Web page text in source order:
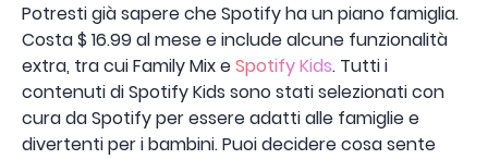
Potresti già sapere che Spotify ha un piano famiglia.
Costa $ 16.99 al mese e include alcune funzionalità
extra, tra cui Family Mix eSpotify Kids. Tutti i
contenuti di Spotify Kids sono stati selezionati con
cura da Spotify per essere adatti alle famiglie e
divertenti per i bambini. Puoi decidere cosa sente